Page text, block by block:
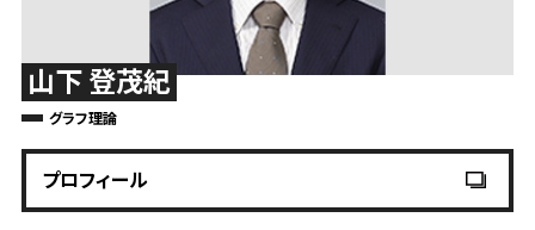
山下 登茂紀
グラフ理論
プロフィール